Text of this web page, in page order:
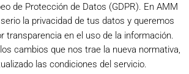
de Protección de Datos (GDPR). En AMM
la privacidad de tus datos y queremos
transparencia en el uso de la información.
cambios que nos trae la nueva normativa,
las condiciones del servicio.